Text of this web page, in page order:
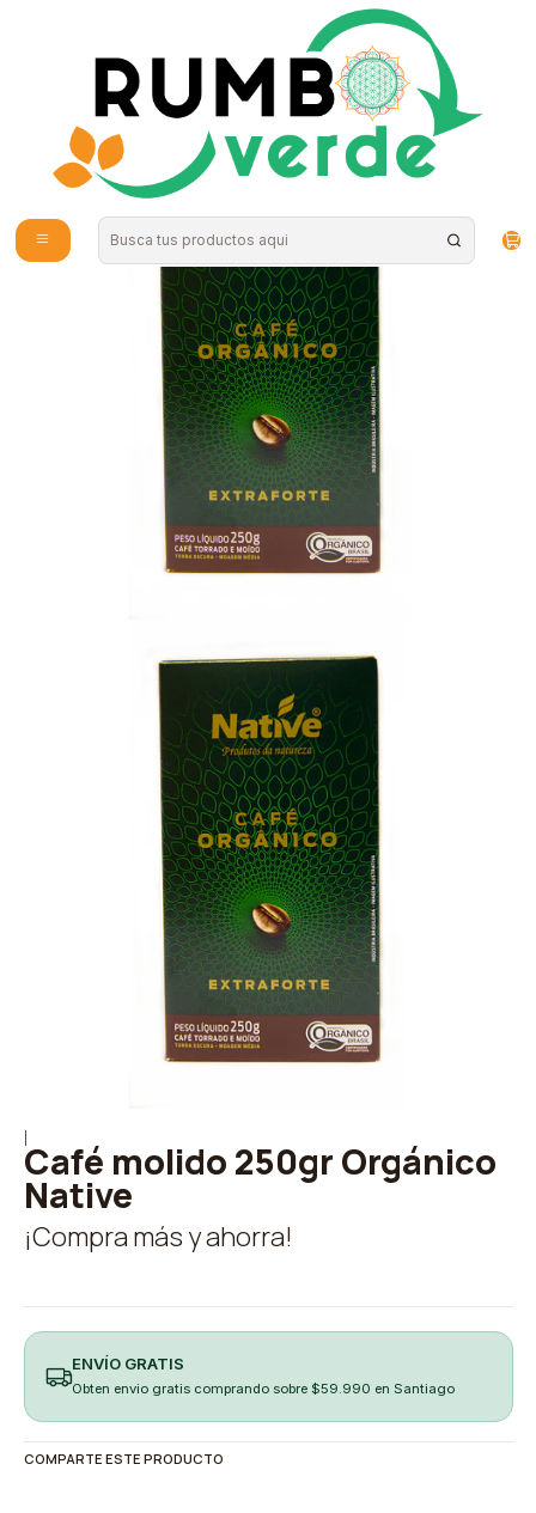
Envío gratis por compras sobre los 59.990 en la provincia de Santiago
Café molido 250gr Orgánico
Native
¡Compra más y ahorra!
ENVÍO GRATIS
Obten envio gratis comprando sobre $59.990 en Santiago
COMPARTE ESTE PRODUCTO